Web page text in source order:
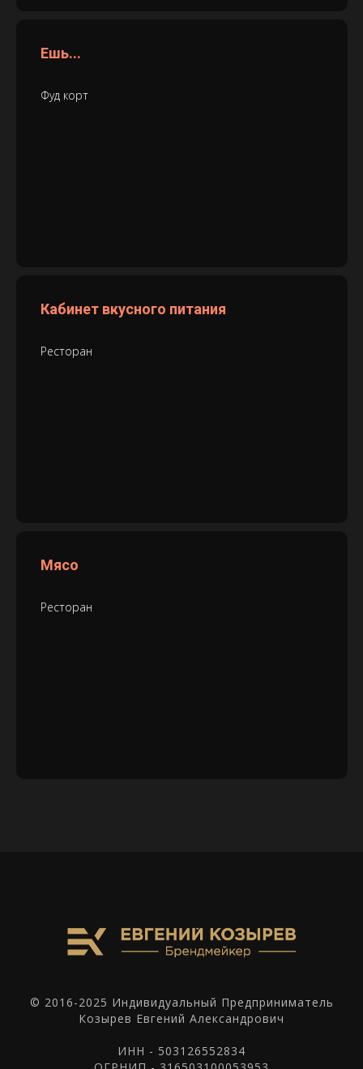
Ешь...
Фуд корт
Кабинет вкусного питания
Ресторан
Мясо
Ресторан
© 2016-2025 Индивидуальный Предприниматель
Козырев Евгений Александрович
ИНН - 503126552834